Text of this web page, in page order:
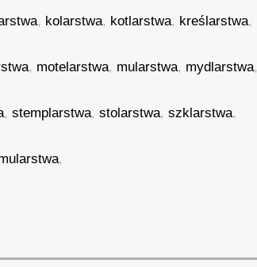
, kolarstwa, kotlarstwa, kreślarstwa,
, motelarstwa, mularstwa, mydlarstwa,
,stemplarstwa,stolarstwa,szklarstwa,
,